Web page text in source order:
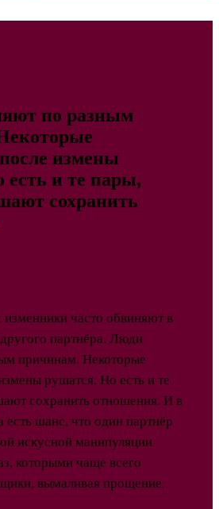
по разным
измены
есть и те пары,
сохранить
часто обвиняют в
партнёра. Люди
причинам. Некоторые
рушатся. Но есть и те
сохранить отношения. И в
есть шанс, что один партнёр
искусной манипуляции
которыми чаще всего
вымаливая прощение.